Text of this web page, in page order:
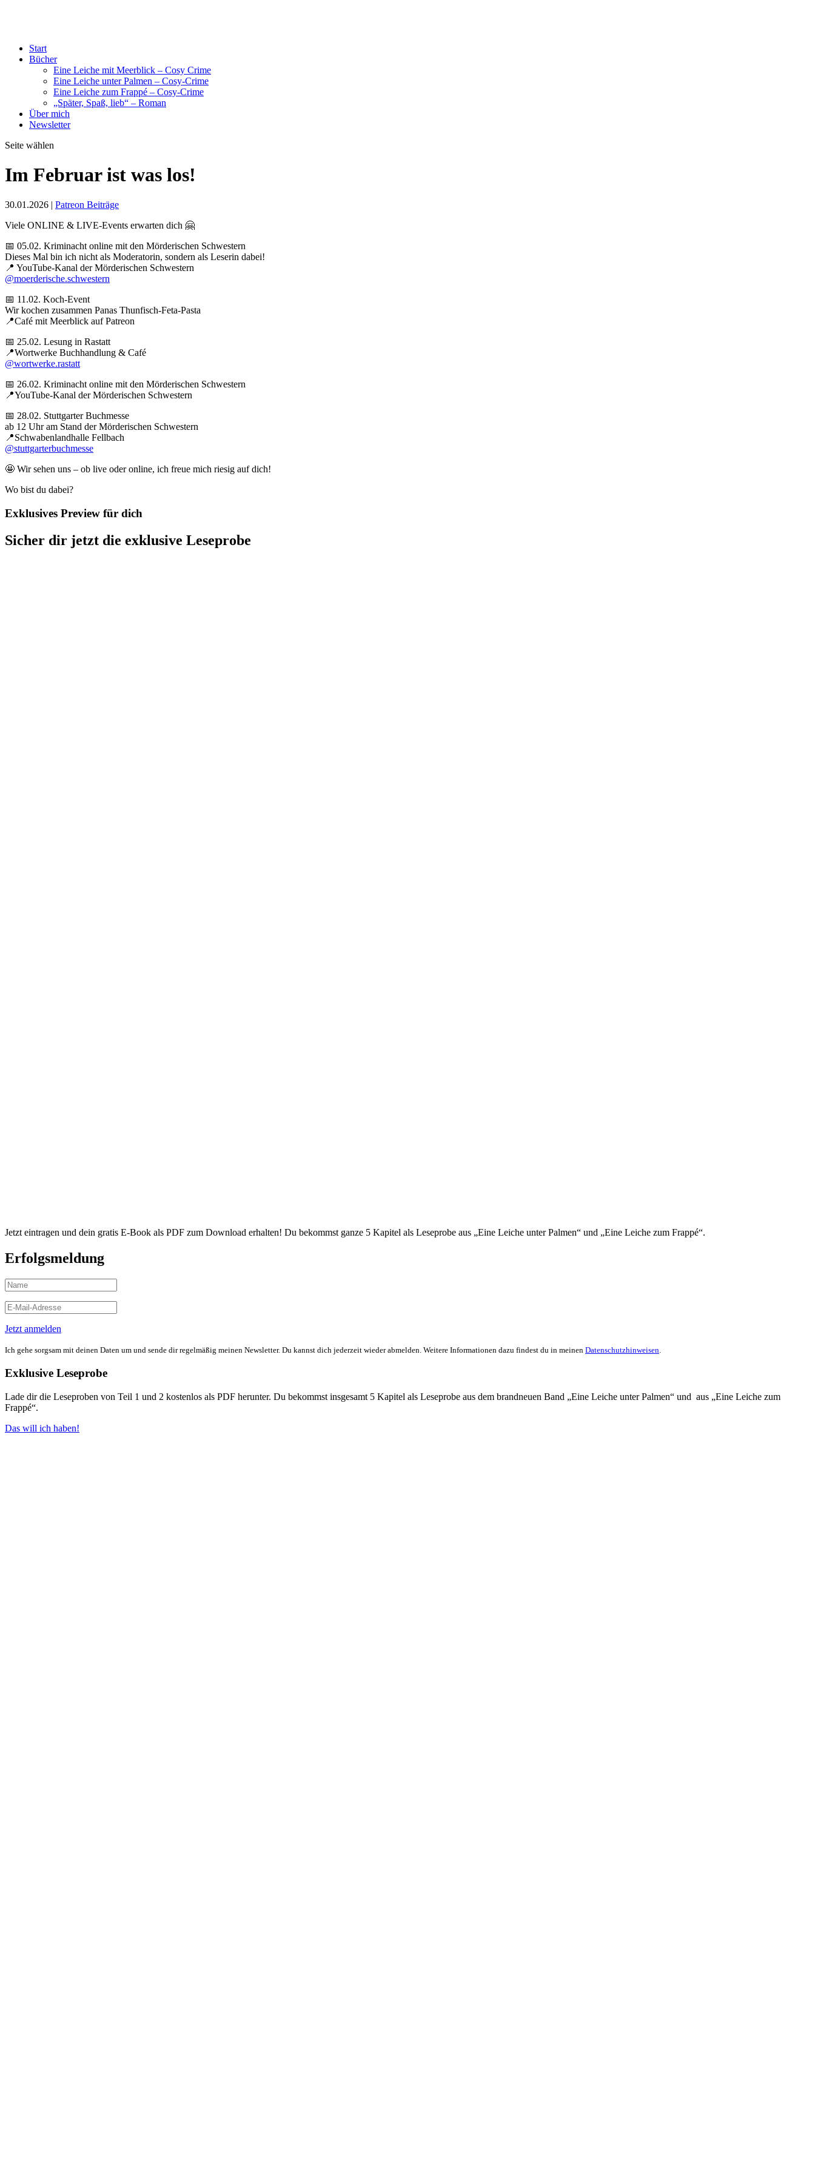
Start
Bücher
Eine Leiche mit Meerblick – Cosy Crime
Eine Leiche unter Palmen – Cosy-Crime
Eine Leiche zum Frappé – Cosy-Crime
„Später, Spaß, lieb“ – Roman
Über mich
Newsletter
Seite wählen
Im Februar ist was los!
30.01.2026 | Patreon Beiträge
Viele ONLINE & LIVE-Events erwarten dich 🤗
📅 05.02. Kriminacht online mit den Mörderischen Schwestern
Dieses Mal bin ich nicht als Moderatorin, sondern als Leserin dabei!
📍 YouTube-Kanal der Mörderischen Schwestern
@moerderische.schwestern
📅 11.02. Koch-Event​
Wir kochen zusammen Panas Thunfisch-Feta-Pasta
📍Café mit Meerblick auf Patreon
📅 25.02. Lesung in Rastatt
📍Wortwerke Buchhandlung & Café
@wortwerke.rastatt
📅 26.02. Kriminacht online mit den Mörderischen Schwestern
📍YouTube-Kanal der Mörderischen Schwestern
📅 28.02. Stuttgarter Buchmesse​
ab 12 Uhr am Stand der Mörderischen Schwestern
📍Schwabenlandhalle Fellbach
@stuttgarterbuchmesse
🤩 Wir sehen uns – ob live oder online, ich freue mich riesig auf dich!
Wo bist du dabei?
Exklusives Preview für dich
Sicher dir jetzt die exklusive Leseprobe
Jetzt eintragen und dein gratis E-Book als PDF zum Download erhalten! Du bekommst ganze 5 Kapitel als Leseprobe aus „Eine Leiche unter Palmen“ und „Eine Leiche zum Frappé“.
Erfolgsmeldung
Jetzt anmelden
Ich gehe sorgsam mit deinen Daten um und sende dir regelmäßig meinen Newsletter. Du kannst dich jederzeit wieder abmelden. Weitere Informationen dazu findest du in meinen Datenschutzhinweisen.
Exklusive Leseprobe
Lade dir die Leseproben von Teil 1 und 2 kostenlos als PDF herunter. Du bekommst insgesamt 5 Kapitel als Leseprobe aus dem brandneuen Band „Eine Leiche unter Palmen“ und aus „Eine Leiche zum
Frappé“.
Das will ich haben!